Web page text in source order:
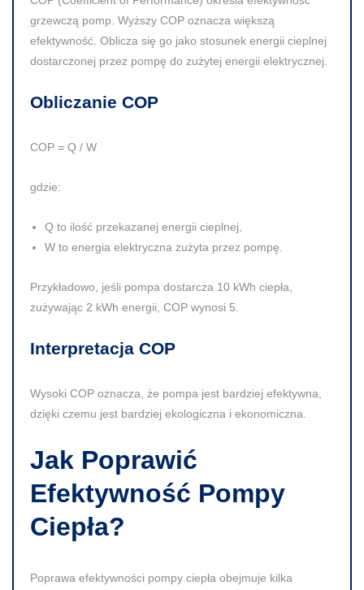
grzewczą pomp. Wyższy COP oznacza większą
efektywność. Oblicza się go jako stosunek energii cieplnej
dostarczonej przez pompę do zużytej energii elektrycznej.
Obliczanie COP
COP = Q / W
gdzie:
Q to ilość przekazanej energii cieplnej,
W to energia elektryczna zużyta przez pompę.
Przykładowo, jeśli pompa dostarcza 10 kWh ciepła,
zużywając 2 kWh energii, COP wynosi 5
Interpretacja COP
Wysoki COP oznacza, że pompa jest bardziej efektywna,
dzięki czemu jest bardziej ekologiczna i ekonomiczna.
Jak Poprawić
Efektywność Pompy
Ciepła?
Poprawa efektywności pompy ciepła obejmuje kilka